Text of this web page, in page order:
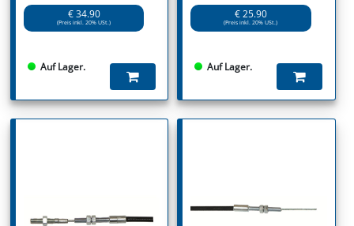
€ 34.90
(Preis inkl. 20% USt.)
Auf Lager.
€ 25.90
(Preis inkl. 20% USt.)
Auf Lager.